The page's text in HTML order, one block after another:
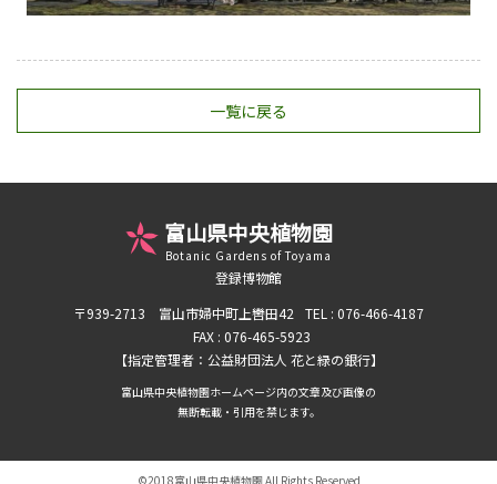
一覧に戻る
富山県中央植物園
Botanic Gardens of Toyama
登録博物館
〒939-2713 富山市婦中町上轡田42
TEL : 076-466-4187
FAX : 076-465-5923
【指定管理者：公益財団法人 花と緑の銀行】
富山県中央植物園ホームページ内の文章及び画像の
無断転載・引用を禁じます。
©2018富山県中央植物園 All Rights Reserved